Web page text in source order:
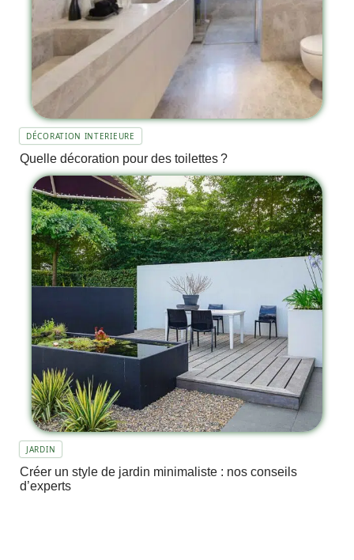
DÉCORATION INTERIEURE
Quelle décoration pour des toilettes ?
JARDIN
Créer un style de jardin minimaliste : nos conseils
d’experts